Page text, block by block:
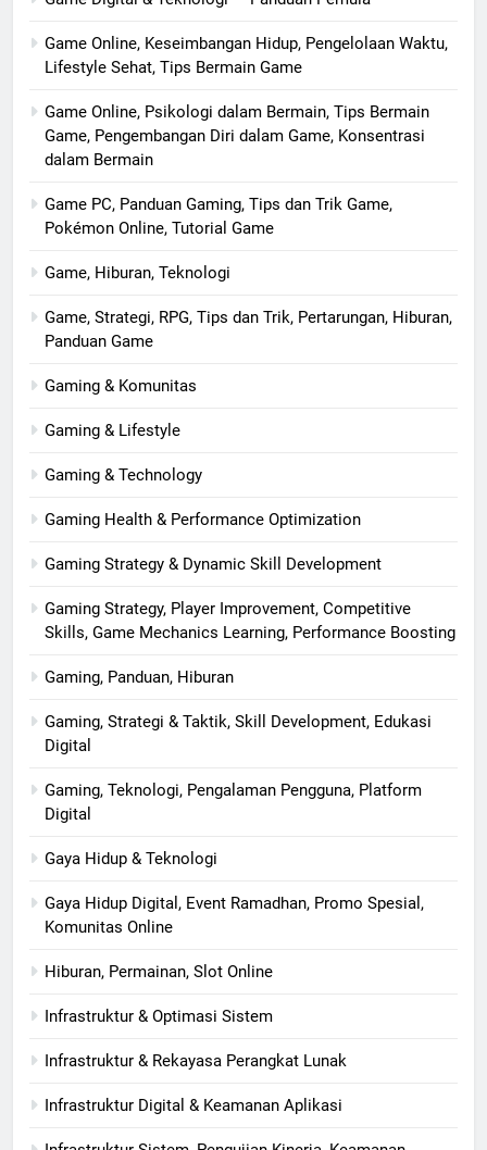
Game Online, Keseimbangan Hidup, Pengelolaan Waktu,
Lifestyle Sehat, Tips Bermain Game
Game Online, Psikologi dalam Bermain, Tips Bermain
Game, Pengembangan Diri dalam Game, Konsentrasi
dalam Bermain
Game PC, Panduan Gaming, Tips dan Trik Game,
Pokémon Online, Tutorial Game
Game, Hiburan, Teknologi
Game, Strategi, RPG, Tips dan Trik, Pertarungan, Hiburan,
Panduan Game
Gaming & Komunitas
Gaming & Lifestyle
Gaming & Technology
Gaming Health & Performance Optimization
Gaming Strategy & Dynamic Skill Development
Gaming Strategy, Player Improvement, Competitive
Skills, Game Mechanics Learning, Performance Boosting
Gaming, Panduan, Hiburan
Gaming, Strategi & Taktik, Skill Development, Edukasi
Digital
Gaming, Teknologi, Pengalaman Pengguna, Platform
Digital
Gaya Hidup & Teknologi
Gaya Hidup Digital, Event Ramadhan, Promo Spesial,
Komunitas Online
Hiburan, Permainan, Slot Online
Infrastruktur & Optimasi Sistem
Infrastruktur & Rekayasa Perangkat Lunak
Infrastruktur Digital & Keamanan Aplikasi